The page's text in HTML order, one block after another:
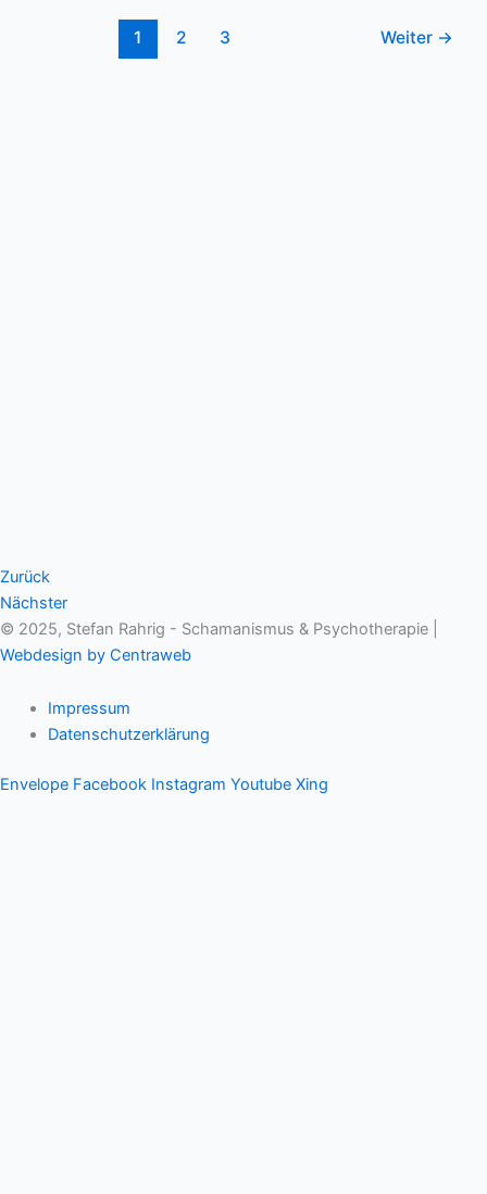
1 2 3 Weiter →
Zurück
Nächster
© 2025, Stefan Rahrig - Schamanismus & Psychotherapie |
Webdesign by Centraweb
Impressum
Datenschutzerklärung
Envelope Facebook Instagram Youtube Xing